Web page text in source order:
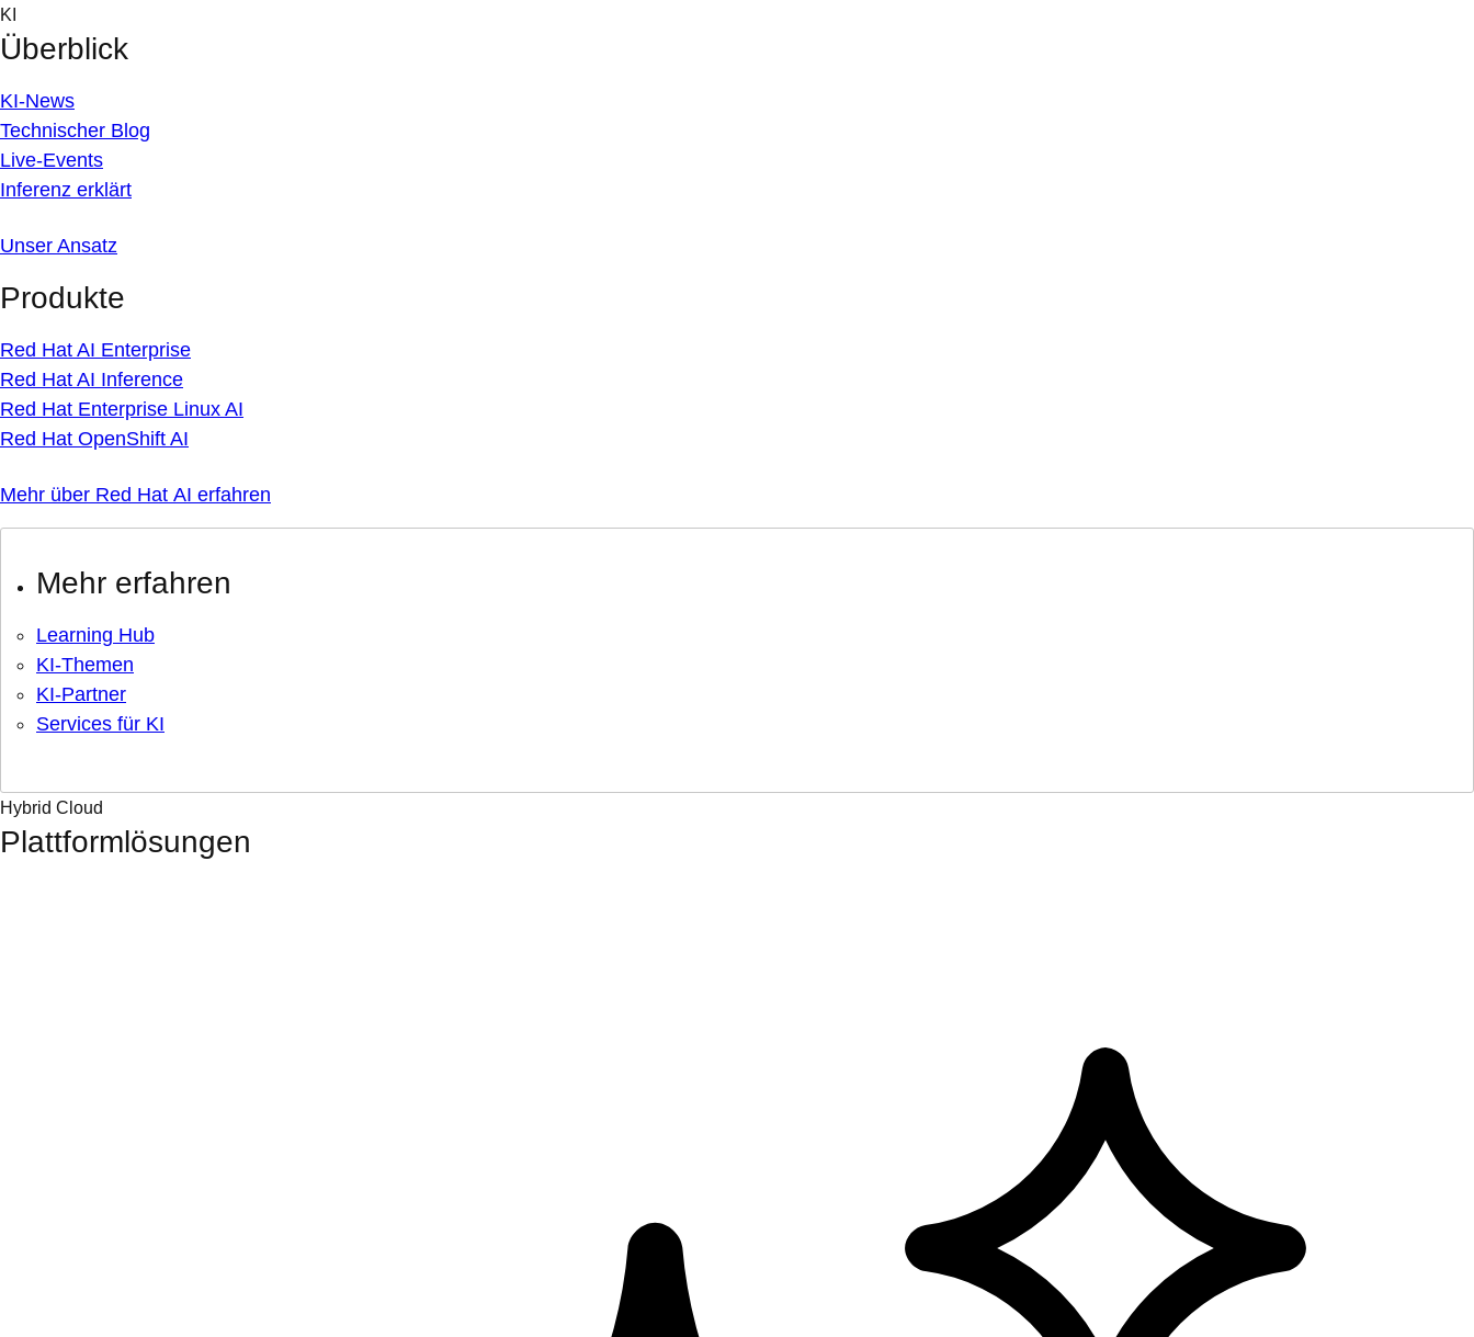
Skip
to
content
KI
Überblick
KI-News
Technischer Blog
Live-Events
Inferenz erklärt
Unser Ansatz
Produkte
Red Hat AI Enterprise
Red Hat AI Inference
Red Hat Enterprise Linux AI
Red Hat OpenShift AI
Mehr über Red Hat AI erfahren
Mehr erfahren
Learning Hub
KI-Themen
KI-Partner
Services für KI
Hybrid Cloud
Plattformlösungen